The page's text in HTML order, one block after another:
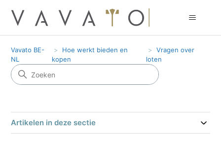
Vavato BE-
NL
Hoe werkt bieden en
kopen
Vragen over
loten
Artikelen in deze sectie